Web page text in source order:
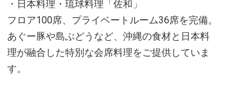
・日本料理・琉球料理「佐和」
フロア100席、プライベートルーム36席を完備。
あぐー豚や島ぶどうなど、沖縄の食材と日本料
理が融合した特別な会席料理をご提供していま
す。